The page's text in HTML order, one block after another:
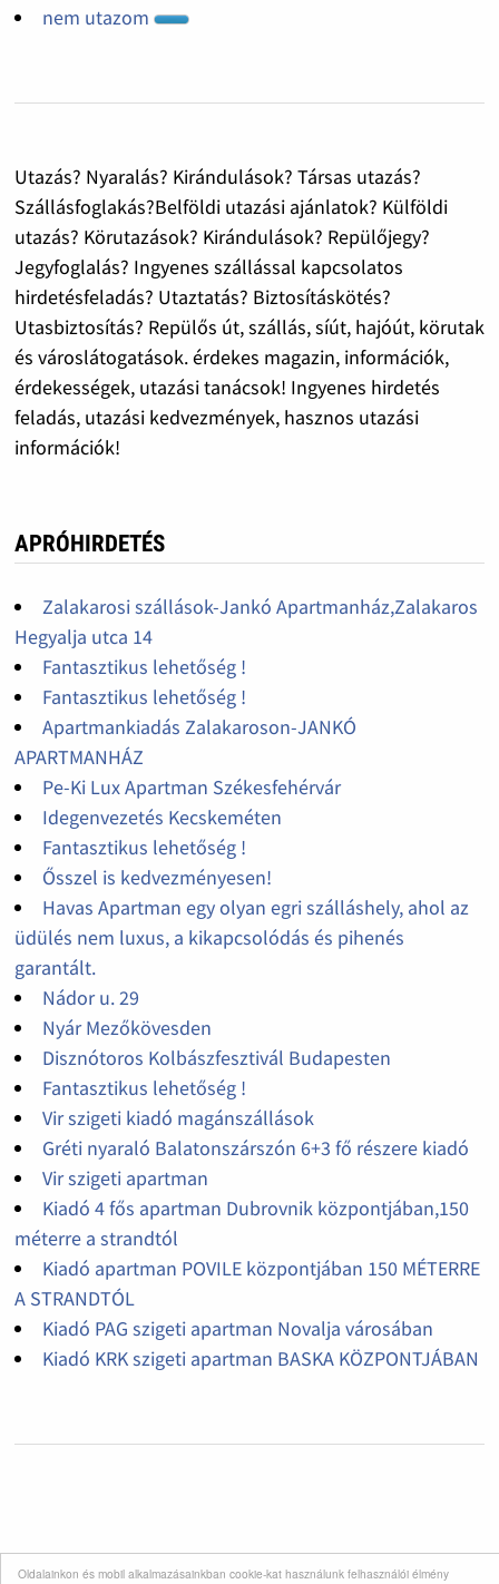
Oldalainkon és mobil alkalmazásainkban cookie-kat használunk felhasználói élmény
nem utazom
Utazás? Nyaralás? Kirándulások? Társas utazás?
Szállásfoglakás?Belföldi utazási ajánlatok? Külföldi
utazás? Körutazások? Kirándulások? Repülőjegy?
Jegyfoglalás? Ingyenes szállással kapcsolatos
hirdetésfeladás? Utaztatás? Biztosításkötés?
Utasbiztosítás? Repülős út, szállás, síút, hajóút, körutak
és városlátogatások. érdekes magazin, információk,
érdekességek, utazási tanácsok! Ingyenes hirdetés
feladás, utazási kedvezmények, hasznos utazási
információk!
APRÓHIRDETÉS
Zalakarosi szállások-Jankó Apartmanház,Zalakaros
Hegyalja utca 14
Fantasztikus lehetőség !
Fantasztikus lehetőség !
Apartmankiadás Zalakaroson-JANKÓ
APARTMANHÁZ
Pe-Ki Lux Apartman Székesfehérvár
Idegenvezetés Kecskeméten
Fantasztikus lehetőség !
Ősszel is kedvezményesen!
Havas Apartman egy olyan egri szálláshely, ahol az
üdülés nem luxus, a kikapcsolódás és pihenés
garantált.
Nádor u. 29
Nyár Mezőkövesden
Disznótoros Kolbászfesztivál Budapesten
Fantasztikus lehetőség !
Vir szigeti kiadó magánszállások
Gréti nyaraló Balatonszárszón 6+3 fő részere kiadó
Vir szigeti apartman
Kiadó 4 fős apartman Dubrovnik központjában,150
méterre a strandtól
Kiadó apartman POVILE központjában 150 MÉTERRE
A STRANDTÓL
Kiadó PAG szigeti apartman Novalja városában
Kiadó KRK szigeti apartman BASKA KÖZPONTJÁBAN